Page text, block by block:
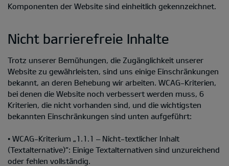
Komponenten der Website sind einheitlich gekennzeichnet.
Nicht barrierefreie Inhalte
Trotz unserer Bemühungen, die Zugänglichkeit unserer
Website zu gewährleisten, sind uns einige Einschränkungen
bekannt, an deren Behebung wir arbeiten. WCAG-Kriterien,
bei denen die Website noch verbessert werden muss, 6
Kriterien, die nicht vorhanden sind, und die wichtigsten
bekannten Einschränkungen sind unten aufgeführt:
• WCAG-Kriterium „1.1.1 – Nicht-textlicher Inhalt
(Textalternative)“: Einige Textalternativen sind unzureichend
oder fehlen vollständig.